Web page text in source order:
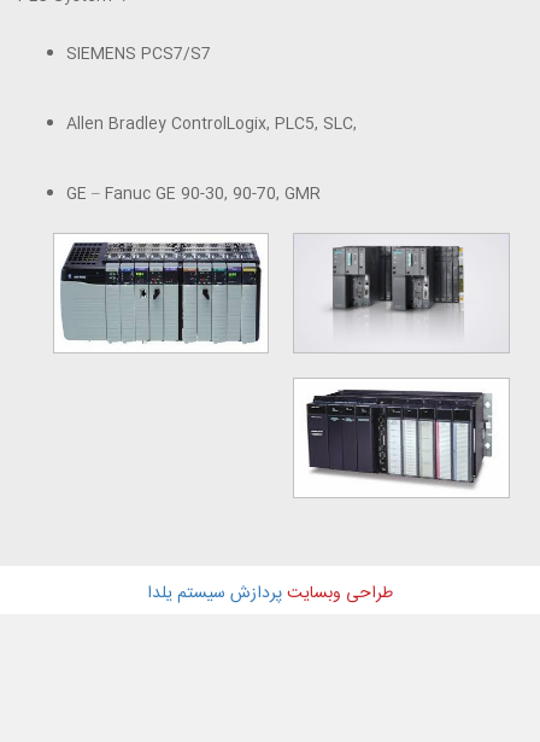
SIEMENS PCS7/S7
Allen Bradley ControlLogix, PLC5, SLC,
GE – Fanuc GE 90-30, 90-70, GMR
طراحی وبسایتپردازش سیستم یلدا